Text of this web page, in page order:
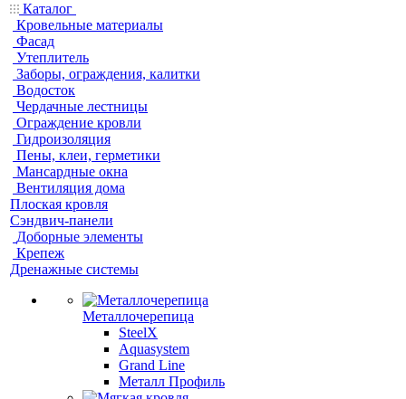
Каталог
Кровельные материалы
Фасад
Утеплитель
Заборы, ограждения, калитки
Водосток
Чердачные лестницы
Ограждение кровли
Гидроизоляция
Пены, клеи, герметики
Мансардные окна
Вентиляция дома
Плоская кровля
Сэндвич-панели
Доборные элементы
Крепеж
Дренажные системы
Металлочерепица
SteelX
Aquasystem
Grand Line
Металл Профиль